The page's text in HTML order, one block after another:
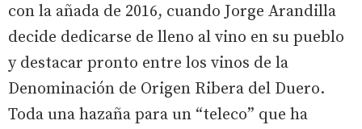
con la añada de 2016, cuando Jorge Arandilla
decide dedicarse de lleno al vino en su pueblo
y destacar pronto entre los vinos de la
Denominación de Origen Ribera del Duero.
Toda una hazaña para un “teleco” que ha